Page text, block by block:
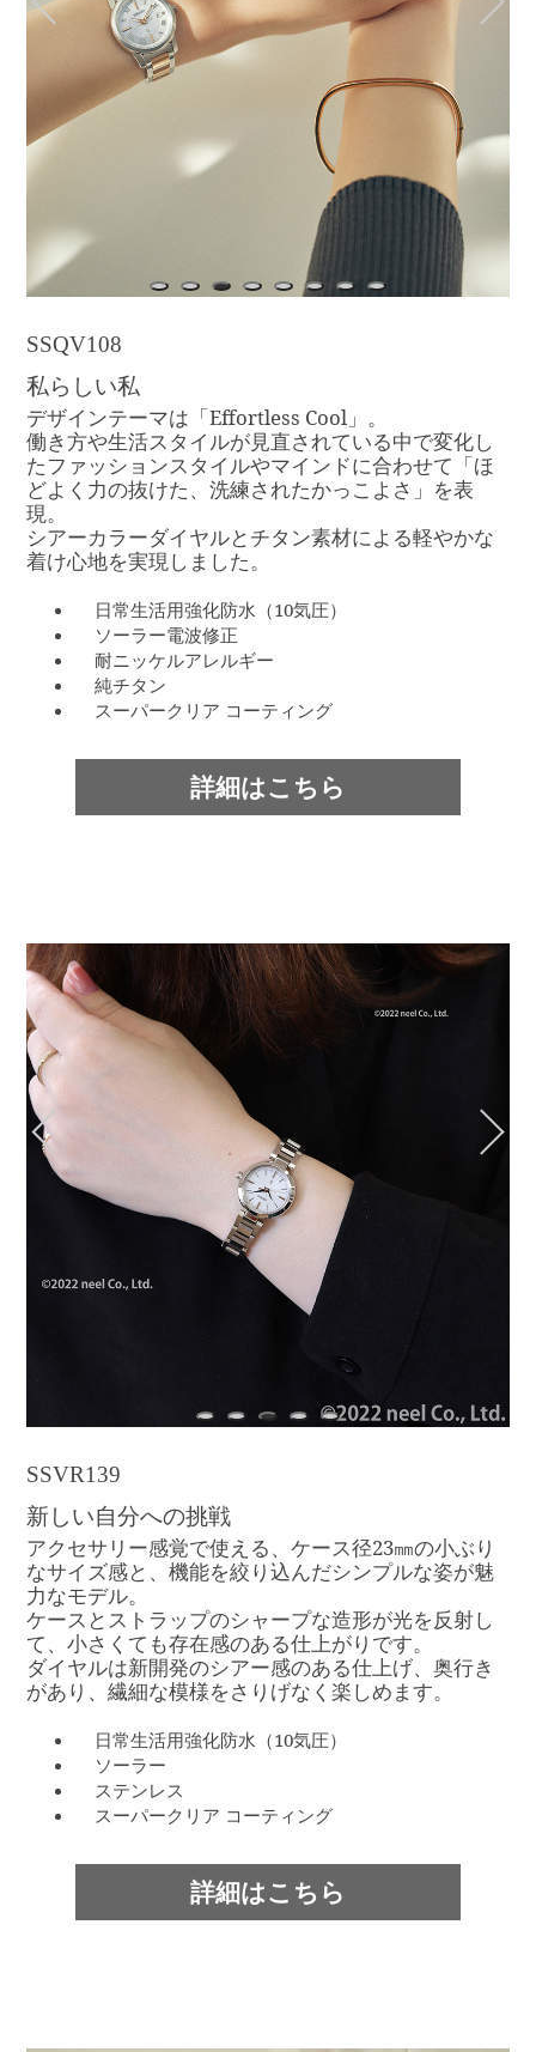
1 2 3 4 5 6 7 8
SSQV108
私らしい私
デザインテーマは「Effortless Cool」。
働き方や生活スタイルが見直されている中で変化し
たファッションスタイルやマインドに合わせて「ほ
どよく力の抜けた、洗練されたかっこよさ」を表
現。
シアーカラーダイヤルとチタン素材による軽やかな
着け心地を実現しました。
日常生活用強化防水（10気圧）
ソーラー電波修正
耐ニッケルアレルギー
純チタン
スーパークリア コーティング
詳細はこちら
1 2 3 4 5
SSVR139
新しい自分への挑戦
アクセサリー感覚で使える、ケース径23㎜の小ぶり
なサイズ感と、機能を絞り込んだシンプルな姿が魅
力なモデル。
ケースとストラップのシャープな造形が光を反射し
て、小さくても存在感のある仕上がりです。
ダイヤルは新開発のシアー感のある仕上げ、奥行き
があり、繊細な模様をさりげなく楽しめます。
日常生活用強化防水（10気圧）
ソーラー
ステンレス
スーパークリア コーティング
詳細はこちら